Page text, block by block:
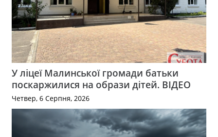
У ліцеї Малинської громади батьки
поскаржилися на образи дітей. ВІДЕО
Четвер, 6 Серпня, 2026